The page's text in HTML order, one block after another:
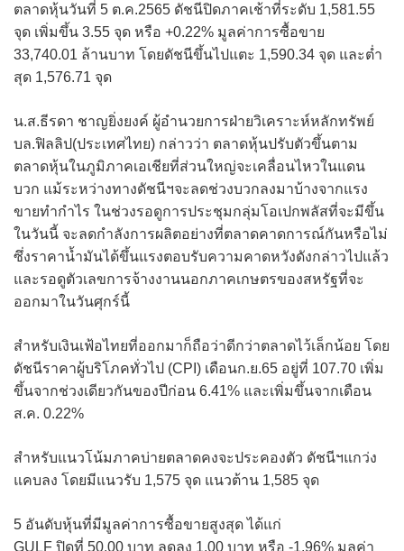
ตลาดหุ้นวันที่ 5 ต.ค.2565 ดัชนีปิดภาคเช้าที่ระดับ 1,581.55
จุด เพิ่มขึ้น 3.55 จุด หรือ +0.22% มูลค่าการซื้อขาย
33,740.01 ล้านบาท โดยดัชนีขึ้นไปแตะ 1,590.34 จุด และต่ำ
สุด 1,576.71 จุด
น.ส.ธีรดา ชาญยิ่งยงค์ ผู้อำนวยการฝ่ายวิเคราะห์หลักทรัพย์
บล.ฟิลลิป(ประเทศไทย) กล่าวว่า ตลาดหุ้นปรับตัวขึ้นตาม
ตลาดหุ้นในภูมิภาคเอเชียที่ส่วนใหญ่จะเคลื่อนไหวในแดน
บวก แม้ระหว่างทางดัชนีฯจะลดช่วงบวกลงมาบ้างจากแรง
ขายทำกำไร ในช่วงรอดูการประชุมกลุ่มโอเปกพลัสที่จะมีขึ้น
ในวันนี้ จะลดกำลังการผลิตอย่างที่ตลาดคาดการณ์กันหรือไม่
ซึ่งราคาน้ำมันได้ขึ้นแรงตอบรับความคาดหวังดังกล่าวไปแล้ว
และรอดูตัวเลขการจ้างงานนอกภาคเกษตรของสหรัฐที่จะ
ออกมาในวันศุกร์นี้
สำหรับเงินเฟ้อไทยที่ออกมาก็ถือว่าดีกว่าตลาดไว้เล็กน้อย โดย
ดัชนีราคาผู้บริโภคทั่วไป (CPI) เดือนก.ย.65 อยู่ที่ 107.70 เพิ่ม
ขึ้นจากช่วงเดียวกันของปีก่อน 6.41% และเพิ่มขึ้นจากเดือน
ส.ค. 0.22%
สำหรับแนวโน้มภาคบ่ายตลาดคงจะประคองตัว ดัชนีฯแกว่ง
แคบลง โดยมีแนวรับ 1,575 จุด แนวต้าน 1,585 จุด
5 อันดับหุ้นที่มีมูลค่าการซื้อขายสูงสุด ได้แก่
GULF ปิดที่ 50.00 บาท ลดลง 1.00 บาท หรือ -1.96% มูลค่า